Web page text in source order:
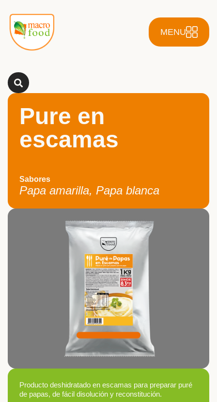
MENU
Pure en
escamas
Sabores
Papa amarilla, Papa blanca
Producto deshidratado en escamas para preparar puré
de papas, de fácil disolución y reconstitución.